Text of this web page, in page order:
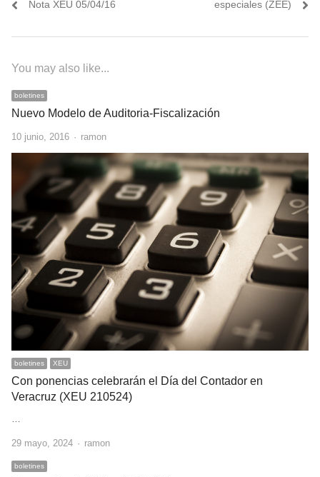
post:
Nota XEU 05/04/16 post:
especiales (ZEE)
You may also like...
boletines
Nuevo Modelo de Auditoria-Fiscalización
10 junio, 2016 Author
ramon
boletines XEU
Con ponencias celebrarán el Día del Contador en
Veracruz (XEU 210524)
…
29 mayo, 2024 Author
ramon
boletines